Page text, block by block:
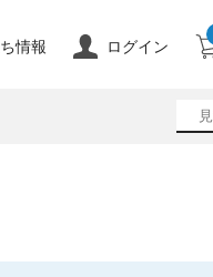
情報 ログイン